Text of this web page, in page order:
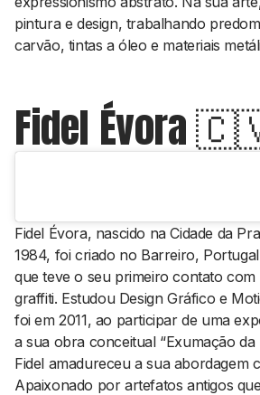
pintura e design, trabalhando
carvão, tintas a óleo e materiais
Fidel Évora
Fidel Évora, nascido na Cidade da
1984, foi criado no Barreiro,
que teve o seu primeiro contato com
graffiti. Estudou Design Gráfico e
foi em 2011, ao participar de uma
a sua obra conceitual “Exumação da
Fidel amadureceu a sua abordagem
Apaixonado por artefatos antigos